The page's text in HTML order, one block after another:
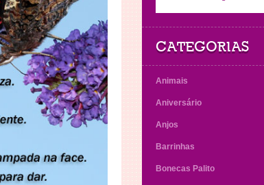
CATEGORIAS
Animais
Aniversário
Anjos
Barrinhas
Bonecas Palito